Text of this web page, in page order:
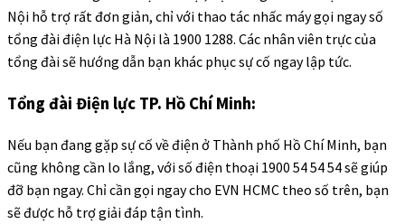
Nội hỗ trợ rất đơn giản, chỉ với thao tác nhấc máy gọi ngay số
tổng đài điện lực Hà Nội là 1900 1288. Các nhân viên trực của
tổng đài sẽ hướng dẫn bạn khác phục sự cố ngay lập tức.
Tổng đài Điện lực TP. Hồ Chí Minh:
Nếu bạn đang gặp sự cố về điện ở Thành phố Hồ Chí Minh, bạn
cũng không cần lo lắng, với số điện thoại 1900 54 54 54 sẽ giúp
đỡ bạn ngay. Chỉ cần gọi ngay cho EVN HCMC theo số trên, bạn
sẽ được hỗ trợ giải đáp tận tình.